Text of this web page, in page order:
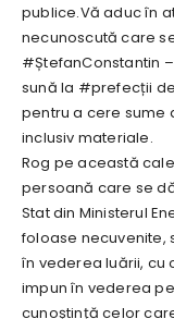
publice.Vă aduc în
necunoscută care
#ȘtefanConstantin
sună la #prefecții
pentru a cere sume
inclusiv materiale.
Rog pe această
persoană care se
Stat din Ministerul
foloase necuvenite,
în vederea luării, cu
impun în vederea
cunoștință celor